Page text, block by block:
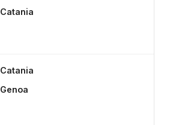
Catania
Catania
Genoa